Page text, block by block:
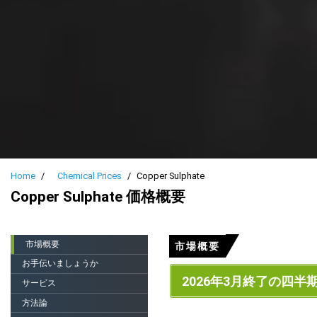
Home Chemical Prices Copper Sulphate
Copper Sulphate 価格概要
市場概要
お手伝いましょうか
サービス
方法論
市場概要
2026年3月終了の四半